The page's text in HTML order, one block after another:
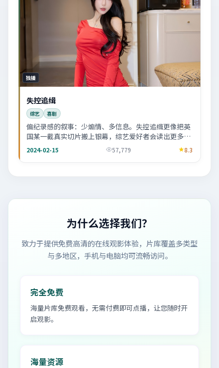
独播
失控追缉
综艺 喜剧
偏纪录感的叙事：少煽情、多信息。失控追缉更像把英
国某一截真实切片搬上银幕，综艺爱好者会读出更多弦
外之音。
2024-02-15 57,779 8.3
为什么选择我们？
致力于提供免费高清的在线观影体验，片库覆盖多类型
与多地区，手机与电脑均可流畅访问。
完全免费
海量片库免费观看，无需付费即可点播，让您随时开
启观影。
海量资源